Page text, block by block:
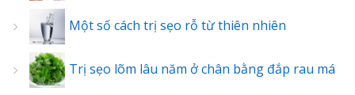
Một số cách trị sẹo rỗ từ thiên nhiên
Trị sẹo lõm lâu năm ở chân bằng đắp rau má